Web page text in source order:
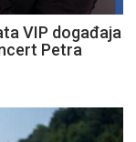
VIP događaja
Petra